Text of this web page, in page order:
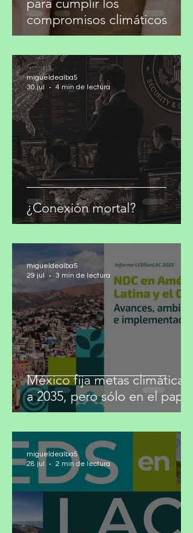
México requiere 1.7 billones
para cumplir los
migueldealba5
30 jul
4 min de lectura
México fija metas climáticas
migueldealba5
29 jul
3 min de lectura
migueldealba5
28 jul
2 min de lectura